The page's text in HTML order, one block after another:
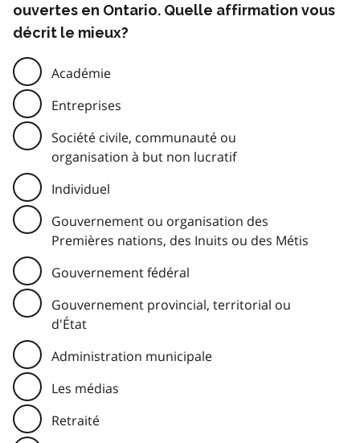
ouvertes en Ontario. Quelle affirmation vous
décrit le mieux?
Académie
Entreprises
Société civile, communauté ou
organisation à but non lucratif
Individuel
Gouvernement ou organisation des
Premières nations, des Inuits ou des Métis
Gouvernement fédéral
Gouvernement provincial, territorial ou
d'État
Administration municipale
Les médias
Retraité